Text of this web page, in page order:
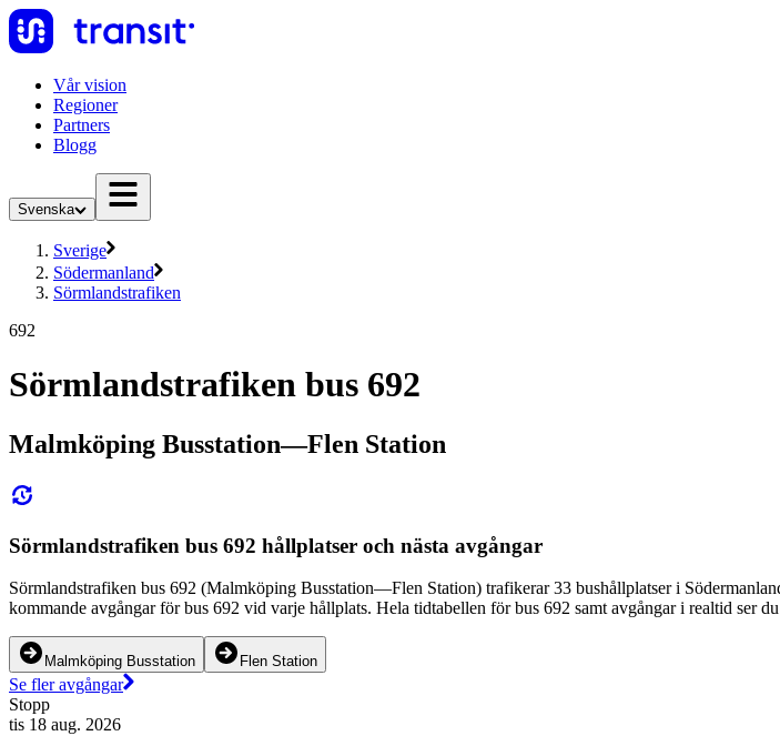
Vår vision
Regioner
Partners
Blogg
Svenska
Sverige
Södermanland
Sörmlandstrafiken
692
Sörmlandstrafiken bus 692
Malmköping Busstation—Flen Station
Sörmlandstrafiken bus 692 hållplatser och nästa avgångar
Sörmlandstrafiken bus 692 (Malmköping Busstation—Flen Station) trafikerar 33 bushållplatser i
kommande avgångar för bus 692 vid varje hållplats. Hela tidtabellen för bus 692 samt avgångar i realtid ser
Malmköping Busstation Flen Station
Se fler avgångar
Stopp
tis 18 aug. 2026